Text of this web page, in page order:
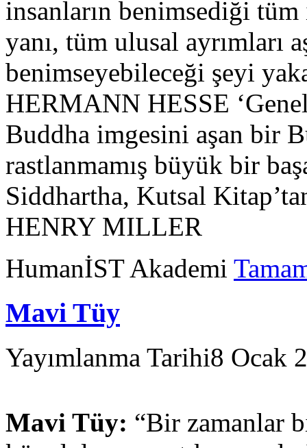
insanların benimsediği
yanı, tüm ulusal ayrımları
benimseyebileceği şeyi
HERMANN HESSE
Buddha imgesini aşan bir
rastlanmamış büyük bir
Siddhartha, Kutsal
HENRY MILLER
HumanİST Akademi
Mavi Tüy
Yayımlanma Tarihi8 Ocak
Mavi Tüy: “Bir zamanlar